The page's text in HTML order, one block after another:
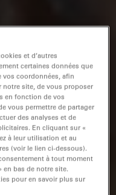
et d’autres
certaines données que
coordonnées, afin
notre site, de vous proposer
en fonction de vos
vous permettre de partager
des analyses et de
En cliquant sur «
à leur utilisation et au
(voir le lien ci-dessous).
à tout moment
en bas de notre site.
pour en savoir plus sur